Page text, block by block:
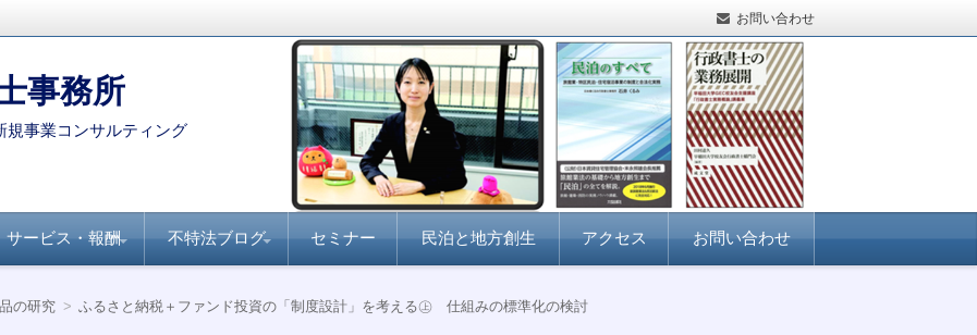
お問い合わせ
事務所
規事業コンサルティング
サービス・報酬
定する際のポイント
不特法ブログ
21『不動産特定共同事
業のすべて』
動産クラウドファンデ
ィング事業化のポイン
口化商品の研究』
ライセンス
計・マーケティング
セミナー 民泊と地方創生 アクセス お問い合わせ
の研究 ふるさと納税＋ファンド投資の「制度設計」を考える㊤ 仕組みの標準化の検討